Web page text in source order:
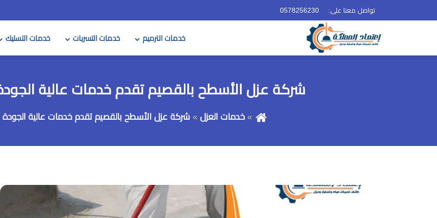
تواصل معنا على: 0578256230
خدمات الترميم خدمات التسربات خدمات التسليك
شركة عزل الأسطح بالقصيم تقدم خدمات عالية الجودة
خدمات العزل شركة عزل الأسطح بالقصيم تقدم خدمات عالية الجودة 0578256230